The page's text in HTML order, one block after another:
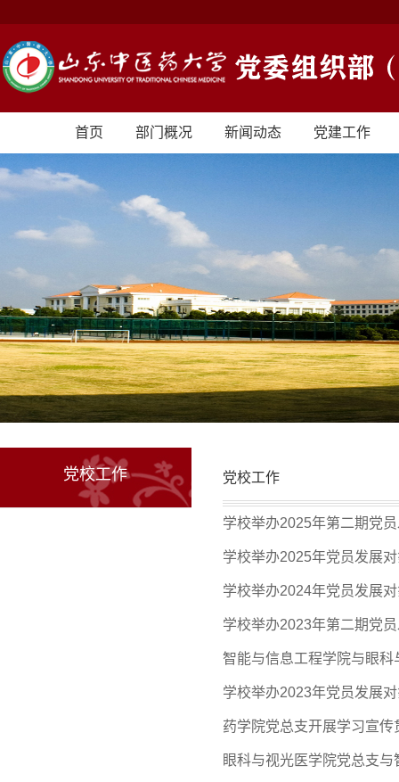
首页 部门概况 新闻动态 党建工作
党校工作 党校工作
学校举办2025年第二期党
学校举办2025年党员发展
学校举办2024年党员发展
学校举办2023年第二期党
智能与信息工程学院与眼
学校举办2023年党员发展
药学院党总支开展学习宣
眼科与视光医学院党总支